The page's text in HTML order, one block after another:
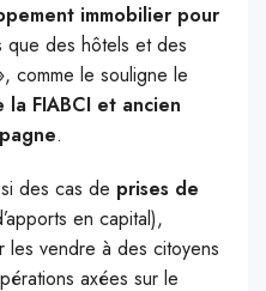
immobilier pour
que des hôtels et des
comme le souligne le
FIABCI et ancien
.
des cas de prises de
en capital),
les vendre à des citoyens
axées sur le